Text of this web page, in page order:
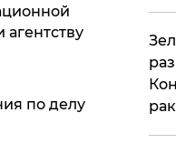
по делу